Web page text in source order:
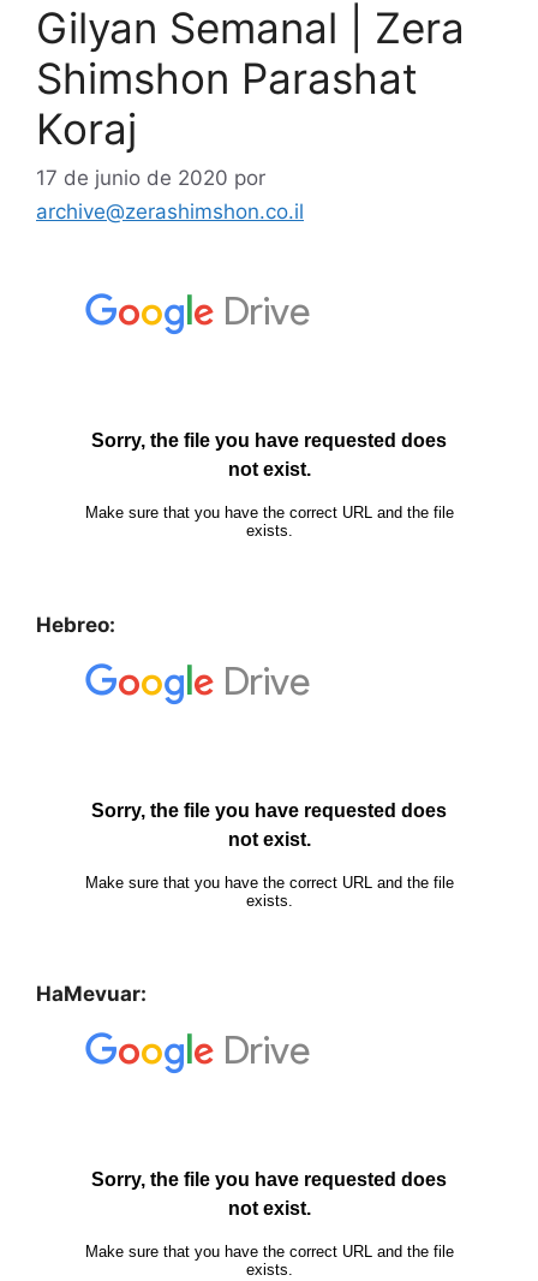
Gilyan Semanal | Zera
Shimshon Parashat
Koraj
17 de junio de 2020 por
archive@zerashimshon.co.il
Hebreo:
HaMevuar: